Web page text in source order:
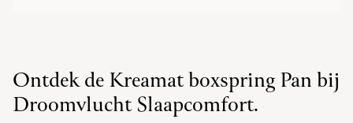
Ontdek de Kreamat boxspring Pan bij
Droomvlucht Slaapcomfort.